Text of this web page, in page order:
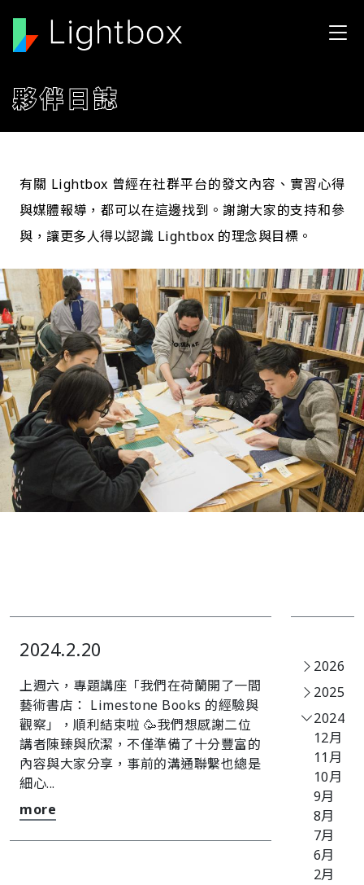
夥伴日誌
有關 Lightbox 曾經在社群平台的發文內容、實習心得
與媒體報導，都可以在這邊找到。謝謝大家的支持和參
與，讓更多人得以認識 Lightbox 的理念與目標。
2024.2.20
上週六，專題講座「我們在荷蘭開了一間
藝術書店： Limestone Books 的經驗與
觀察」，順利結束啦 🥳我們想感謝二位
講者陳臻與欣潔，不僅準備了十分豐富的
內容與大家分享，事前的溝通聯繫也總是
細心...
more
2026
2025
2024
12月
11月
10月
9月
8月
7月
6月
2月